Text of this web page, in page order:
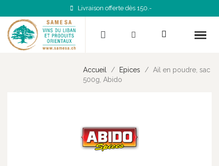
Livraison offerte dès 150.-
Accueil Epices
Ail en poudre, sac
500g, Abido